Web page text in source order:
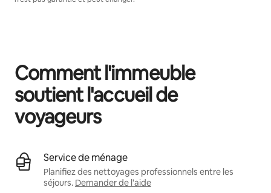
Comment l'immeuble
soutient l'accueil de
voyageurs
Service de ménage
Planifiez des nettoyages professionnels entre les
séjours. Demander de l'aide